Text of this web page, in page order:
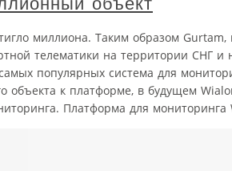
миллиона. Таким образом Gurtam,
телематики на территории СНГ
популярных система для
к платформе, в будущем
Платформа для мониторинга